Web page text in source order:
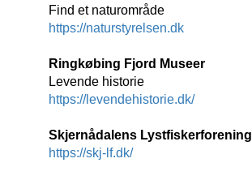
Find et naturområde
https://naturstyrelsen.dk
Ringkøbing Fjord Museer
Levende historie
https://levendehistorie.dk/
Skjernådalens Lystfiskerforening
https://skj-lf.dk/